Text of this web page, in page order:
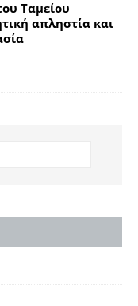
Ταμείου
απληστία και